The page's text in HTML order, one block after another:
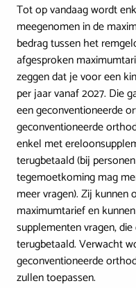
Tot op vandaag wordt
meegenomen in de
bedrag tussen het
afgesproken
zeggen dat je voor een
per jaar vanaf 2027. Die
een geconventioneerde
geconventioneerde
enkel met
terugbetaald (bij
tegemoetkoming mag
meer vragen). Zij
maximumtarief en
supplementen vragen,
terugbetaald. Verwacht
geconventioneerde
zullen toepassen.